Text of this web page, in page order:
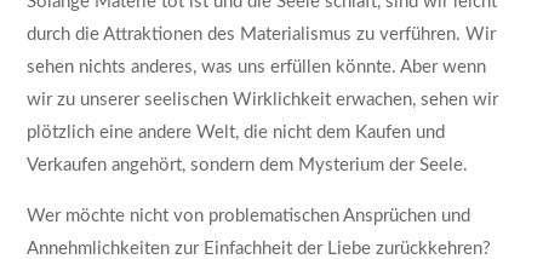
durch die Attraktionen des Materialismus zu verführen. Wir
sehen nichts anderes, was uns erfüllen könnte. Aber wenn
wir zu unserer seelischen Wirklichkeit erwachen, sehen wir
plötzlich eine andere Welt, die nicht dem Kaufen und
Verkaufen angehört, sondern dem Mysterium der Seele.
Wer möchte nicht von problematischen Ansprüchen und
Annehmlichkeiten zur Einfachheit der Liebe zurückkehren?